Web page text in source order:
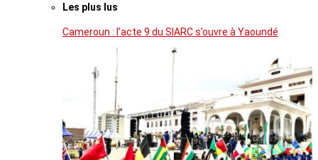
Les plus lus
Cameroun : l’acte 9 du SIARC s’ouvre à Yaoundé